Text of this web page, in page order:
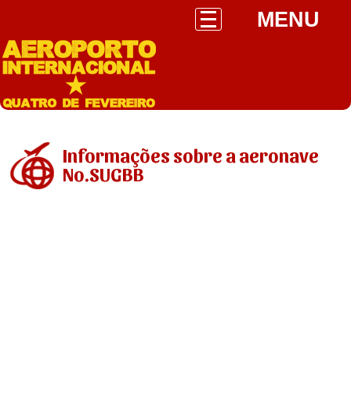
MENU
Informações sobre a aeronave
No.SUGBB